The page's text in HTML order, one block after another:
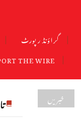
گراؤنڈ رپورٹ
THE WIRE
خبریں